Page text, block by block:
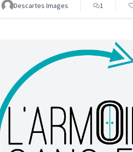
Descartes Images
1